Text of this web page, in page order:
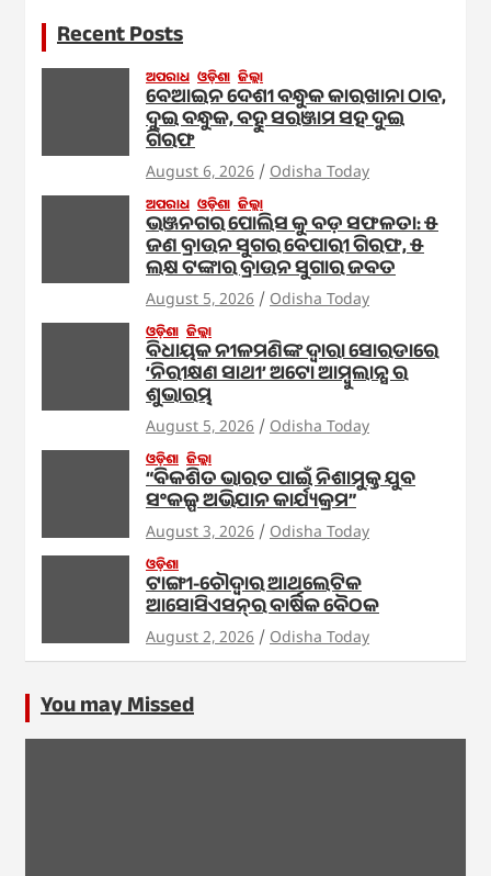
Recent Posts
ଅପରାଧ ଓଡ଼ିଶା ଜିଲ୍ଲା
ବେଆଇନ ଦେଶୀ ବନ୍ଧୁକ କାରଖାନା ଠାବ,
ଦୁଇ ବନ୍ଧୁକ, ବହୁ ସରଞ୍ଜାମ ସହ ଦୁଇ
ଗିରଫ
August 6, 2026 Odisha Today
ଅପରାଧ ଓଡ଼ିଶା ଜିଲ୍ଲା
ଭଞ୍ଜନଗର ପୋଲିସ କୁ ବଡ଼ ସଫଳତା: ୫
ଜଣ ବ୍ରାଉନ ସୁଗର ବେପାରୀ ଗିରଫ, ୫
ଲକ୍ଷ ଟଙ୍କାର ବ୍ରାଉନ ସୁଗାର ଜବତ
August 5, 2026 Odisha Today
ଓଡ଼ିଶା ଜିଲ୍ଲା
ବିଧାୟକ ନୀଳମଣିଙ୍କ ଦ୍ବାରା ସୋରଡାରେ
‘ନିରୀକ୍ଷଣ ସାଥୀ’ ଅଟୋ ଆମ୍ବୁଲାନ୍ସ ର
ଶୁଭାରମ୍ଭ
August 5, 2026 Odisha Today
ଓଡ଼ିଶା ଜିଲ୍ଲା
“ବିକଶିତ ଭାରତ ପାଇଁ ନିଶାମୁକ୍ତ ଯୁବ
ସଂକଳ୍ପ ଅଭିଯାନ କାର୍ଯ୍ୟକ୍ରମ”
August 3, 2026 Odisha Today
ଓଡ଼ିଶା
ଟାଙ୍ଗୀ-ଚୌଦ୍ୱାର ଆଥଲେଟିକ
ଆସୋସିଏସନ୍‌ର ବାର୍ଷିକ ବୈଠକ
August 2, 2026 Odisha Today
You may Missed